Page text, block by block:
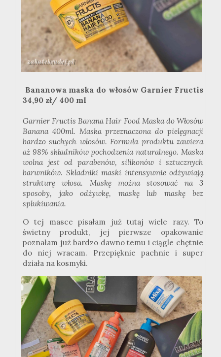
Bananowa maska do włosów Garnier Fructis
34,90 zł/ 400 ml
Garnier Fructis Banana Hair Food Maska do Włosów
Banana 400ml. Maska przeznaczona do pielęgnacji
bardzo suchych włosów. Formuła produktu zawiera
aż 98% składników pochodzenia naturalnego. Maska
wolna jest od parabenów, silikonów i sztucznych
barwników. Składniki maski intensywnie odżywiają
strukturę włosa. Maskę można stosować na 3
sposoby, jako odżywkę, maskę lub maskę bez
spłukiwania.
O tej masce pisałam już tutaj wiele razy. To
świetny produkt, jej pierwsze opakowanie
poznałam już bardzo dawno temu i ciągle chętnie
do niej wracam. Przepięknie pachnie i super
działa na kosmyki.